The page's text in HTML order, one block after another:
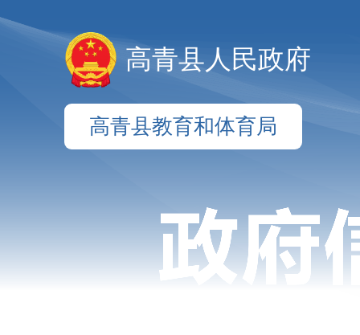
高青县人民政府
高青县教育和体育局